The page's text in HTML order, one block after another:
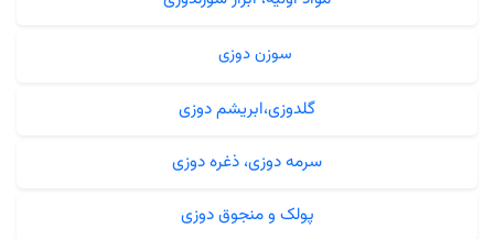
سوزن دوزی
گلدوزی،ابریشم دوزی
سرمه دوزی، ذغره دوزی
پولک و منجوق دوزی